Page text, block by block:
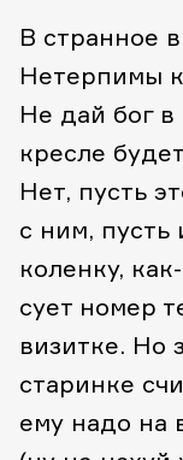
В странное
Нетерпимы
Не дай бог в
кресле
Нет, пусть
с ним,
коленку,
сует номер
визитке. Но
старинке
ему надо на